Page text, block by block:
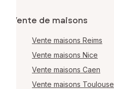
Vente de maisons
Vente maisons Reims
Vente maisons Nice
Vente maisons Caen
Vente maisons Toulouse